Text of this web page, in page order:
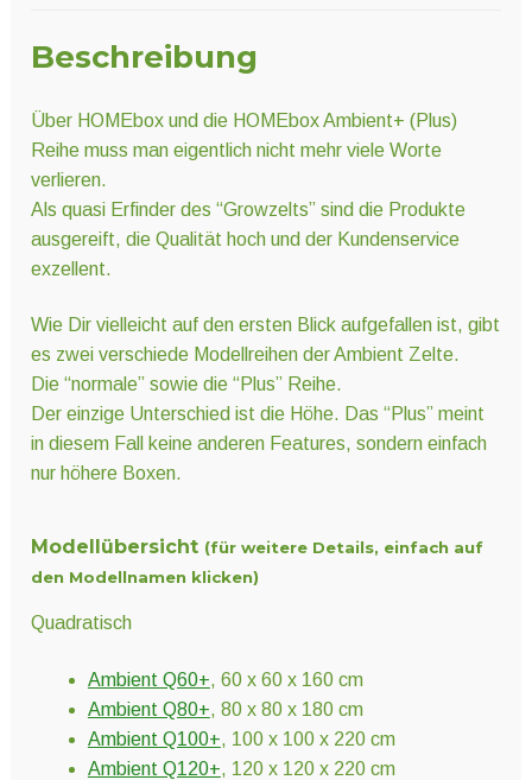
Beschreibung
Über HOMEbox und die HOMEbox Ambient+ (Plus)
Reihe muss man eigentlich nicht mehr viele Worte
verlieren.
Als quasi Erfinder des “Growzelts” sind die Produkte
ausgereift, die Qualität hoch und der Kundenservice
exzellent.
Wie Dir vielleicht auf den ersten Blick aufgefallen ist, gibt
es zwei verschiede Modellreihen der Ambient Zelte.
Die “normale” sowie die “Plus” Reihe.
Der einzige Unterschied ist die Höhe. Das “Plus” meint
in diesem Fall keine anderen Features, sondern einfach
nur höhere Boxen.
Modellübersicht (für weitere Details, einfach auf
den Modellnamen klicken)
Quadratisch
Ambient Q60+, 60 x 60 x 160 cm
Ambient Q80+, 80 x 80 x 180 cm
Ambient Q100+, 100 x 100 x 220 cm
Ambient Q120+, 120 x 120 x 220 cm